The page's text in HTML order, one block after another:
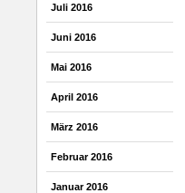
Juli 2016
Juni 2016
Mai 2016
April 2016
März 2016
Februar 2016
Januar 2016